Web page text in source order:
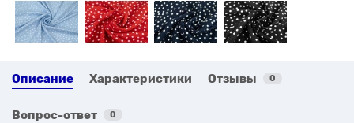
Описание Характеристики Отзывы 0
Вопрос-ответ 0